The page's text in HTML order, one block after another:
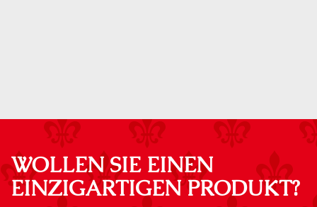
WOLLEN SIE EINEN
EINZIGARTIGEN PRODUKT?